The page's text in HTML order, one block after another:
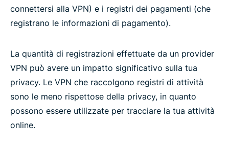
connettersi alla VPN) e i registri dei pagamenti (che
registrano le informazioni di pagamento).
La quantità di registrazioni effettuate da un provider
VPN può avere un impatto significativo sulla tua
privacy. Le VPN che raccolgono registri di attività
sono le meno rispettose della privacy, in quanto
possono essere utilizzate per tracciare la tua attività
online.